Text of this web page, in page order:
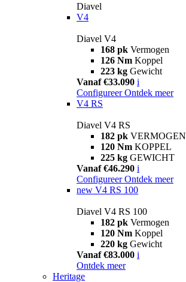
Diavel
V4
Diavel V4
168 pk Vermogen
126 Nm Koppel
223 kg Gewicht
Vanaf €33.090 i
Configureer Ontdek meer
V4 RS
Diavel V4 RS
182 pk VERMOGEN
120 Nm KOPPEL
225 kg GEWICHT
Vanaf €46.290 i
Configureer Ontdek meer
new V4 RS 100
Diavel V4 RS 100
182 pk Vermogen
120 Nm Koppel
220 kg Gewicht
Vanaf €83.000 i
Ontdek meer
Heritage